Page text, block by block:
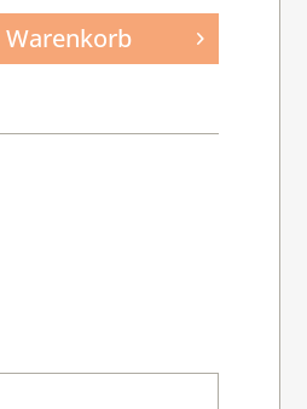
Warenkorb